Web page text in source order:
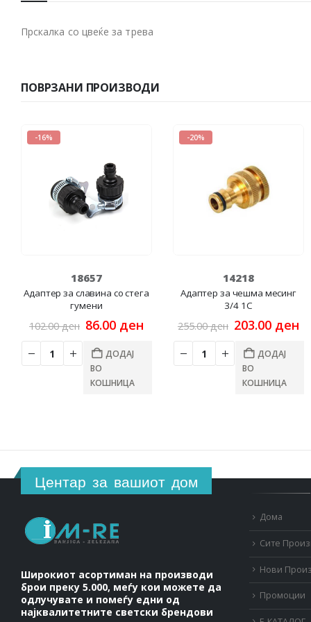
Прскалка со цвеќе за трева
ПОВРЗАНИ ПРОИЗВОДИ
-16%
18657
Адаптер за славина со стега
гумени
102.00ден Original
was:
102.00 ден.
86.00 ден Current
86.00 ден.
ДОДАЈ
ВО
КОШНИЦА
-20%
14218
Адаптер за чешма месинг
3/4 1C
255.00ден Original
was:
255.00 ден.
203.00 ден
ДОДАЈ
ВО
КОШНИЦА
Центар за вашиот дом
Широкиот асортиман на производи
брои преку 5.000, меѓу кои можете да
одлучувате и помеѓу едни од
најквалитетните светски брендови
Дома
Сите
Нови
Промоции